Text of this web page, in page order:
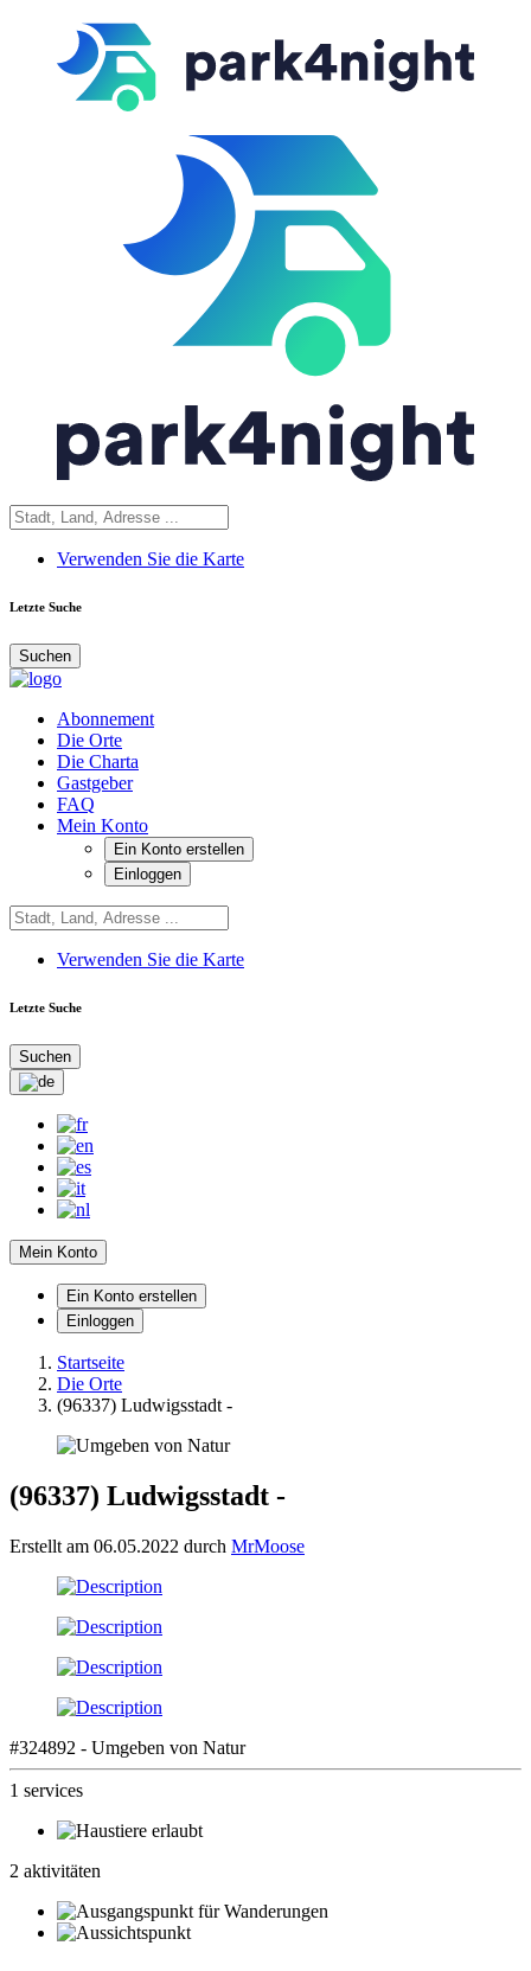
Verwenden Sie die Karte
Letzte Suche
Suchen
Abonnement
Die Orte
Die Charta
Gastgeber
FAQ
Mein Konto
Ein Konto erstellen
Einloggen
Verwenden Sie die Karte
Letzte Suche
Suchen
Mein Konto
Ein Konto erstellen
Einloggen
Startseite
Die Orte
(96337) Ludwigsstadt -
(96337) Ludwigsstadt -
Erstellt am 06.05.2022 durch MrMoose
#324892 - Umgeben von Natur
1 services
2 aktivitäten